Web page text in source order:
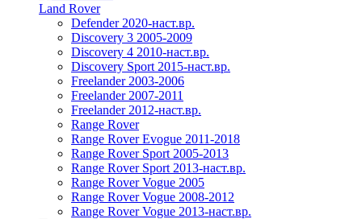
Land Rover
Defender 2020-наст.вр.
Discovery 3 2005-2009
Discovery 4 2010-наст.вр.
Discovery Sport 2015-наст.вр.
Freelander 2003-2006
Freelander 2007-2011
Freelander 2012-наст.вр.
Range Rover
Range Rover Evogue 2011-2018
Range Rover Sport 2005-2013
Range Rover Sport 2013-наст.вр.
Range Rover Vogue 2005
Range Rover Vogue 2008-2012
Range Rover Vogue 2013-наст.вр.